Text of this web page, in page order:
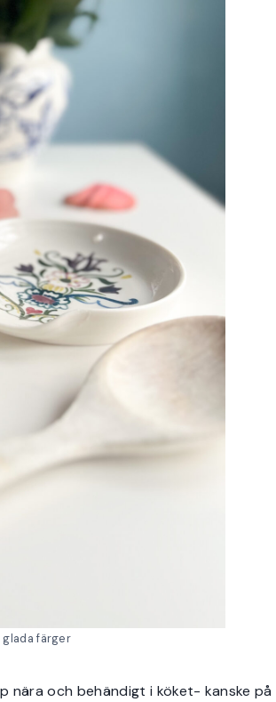
färger
nära och behändigt i köket- kanske på